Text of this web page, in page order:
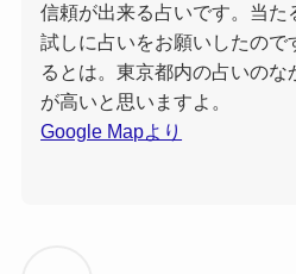
信頼が出来る占いです。当た
試しに占いをお願いしたので
るとは。東京都内の占いのな
が高いと思いますよ。
Google Mapより